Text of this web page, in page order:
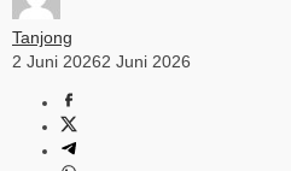
Tanjong
2 Juni 20262 Juni 2026